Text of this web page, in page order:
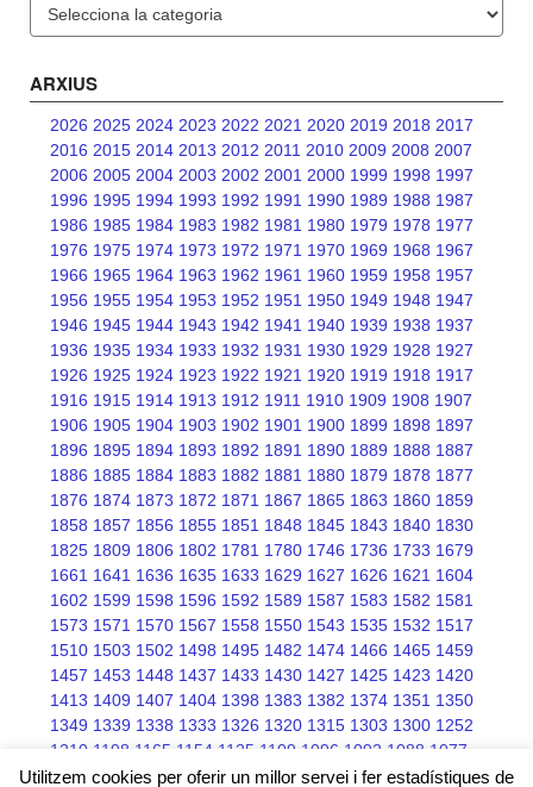
ARXIUS
2026 2025 2024 2023 2022 2021 2020 2019 2018 2017
2016 2015 2014 2013 2012 2011 2010 2009 2008 2007
2006 2005 2004 2003 2002 2001 2000 1999 1998 1997
1996 1995 1994 1993 1992 1991 1990 1989 1988 1987
1986 1985 1984 1983 1982 1981 1980 1979 1978 1977
1976 1975 1974 1973 1972 1971 1970 1969 1968 1967
1966 1965 1964 1963 1962 1961 1960 1959 1958 1957
1956 1955 1954 1953 1952 1951 1950 1949 1948 1947
1946 1945 1944 1943 1942 1941 1940 1939 1938 1937
1936 1935 1934 1933 1932 1931 1930 1929 1928 1927
1926 1925 1924 1923 1922 1921 1920 1919 1918 1917
1916 1915 1914 1913 1912 1911 1910 1909 1908 1907
1906 1905 1904 1903 1902 1901 1900 1899 1898 1897
1896 1895 1894 1893 1892 1891 1890 1889 1888 1887
1886 1885 1884 1883 1882 1881 1880 1879 1878 1877
1876 1874 1873 1872 1871 1867 1865 1863 1860 1859
1858 1857 1856 1855 1851 1848 1845 1843 1840 1830
1825 1809 1806 1802 1781 1780 1746 1736 1733 1679
1661 1641 1636 1635 1633 1629 1627 1626 1621 1604
1602 1599 1598 1596 1592 1589 1587 1583 1582 1581
1573 1571 1570 1567 1558 1550 1543 1535 1532 1517
1510 1503 1502 1498 1495 1482 1474 1466 1465 1459
1457 1453 1448 1437 1433 1430 1427 1425 1423 1420
1413 1409 1407 1404 1398 1383 1382 1374 1351 1350
1349 1339 1338 1333 1326 1320 1315 1303 1300 1252
1210 1198 1165 1154 1125 1109 1096 1092 1088 1077
1076 1075 1068 1066 1045
Utilitzem cookies per oferir un millor servei i fer estadístiques de